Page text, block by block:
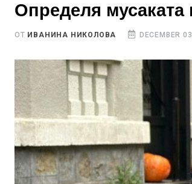
Определя
ОТ ИВАНИНА НИКОЛОВА DECEMBER